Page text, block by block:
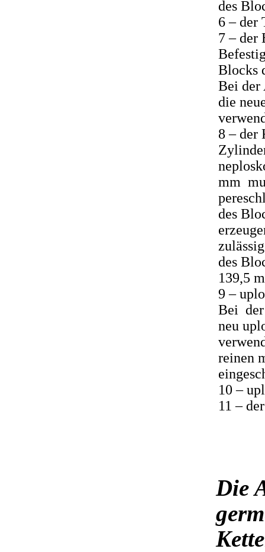
des
6 – der
7 – der
Blocks
Bei der
die
8 – der
mm
des
des
139,5
9 –
Bei der
neu
reinen
10 –
11 –
Die